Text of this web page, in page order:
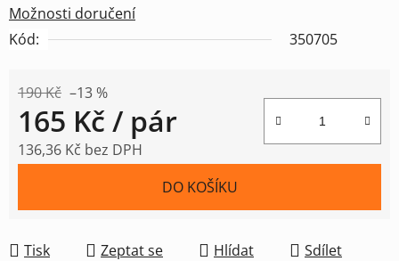
Možnosti doručení
Kód:
350705
190 Kč –13 %
165 Kč / pár
136,36 Kč bez DPH
DO KOŠÍKU
Tisk Zeptat se Hlídat Sdílet